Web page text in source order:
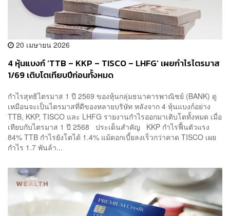
20 เมษายน 2026
4 หุ้นแบงก์ ‘TTB – KKP – TISCO – LHFG’ เผยกำไรไตรมาส
1/69 เติบโตเทียบปีก่อนทั้งหมด
กำไรสุทธิไตรมาส 1 ปี 2569 ของหุ้นกลุ่มธนาคารพาณิชย์ (BANK) ดู
เหมือนจะเป็นไตรมาสที่ดีของหลายบริษัท หลังจาก 4 หุ้นแบงก์อย่าง
TTB, KKP, TISCO และ LHFG รายงานกำไรออกมาเติบโตทั้งหมด เมื่อ
เทียบกับไตรมาส 1 ปี 2568 ประเด็นสำคัญ KKP กำไรฟื้นตัวแรง
84% TTB กำไรยังโตได้ 1.4% แม้ดอกเบี้ยลงเร็วกว่าคาด TISCO เผย
กำไร 1.7 พันล้า...